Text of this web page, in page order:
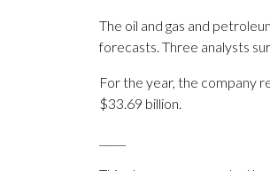
The oil and gas and
forecasts. Three analysts
For the year, the company
$33.69 billion.